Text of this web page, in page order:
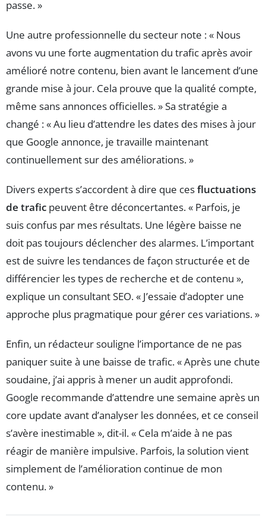
passe. »
Une autre professionnelle du secteur note : « Nous
avons vu une forte augmentation du trafic après avoir
amélioré notre contenu, bien avant le lancement d’une
grande mise à jour. Cela prouve que la qualité compte,
même sans annonces officielles. » Sa stratégie a
changé : « Au lieu d’attendre les dates des mises à jour
que Google annonce, je travaille maintenant
continuellement sur des améliorations. »
Divers experts s’accordent à dire que cesfluctuations
de trafic peuvent être déconcertantes. « Parfois, je
suis confus par mes résultats. Une légère baisse ne
doit pas toujours déclencher des alarmes. L’important
est de suivre les tendances de façon structurée et de
différencier les types de recherche et de contenu »,
explique un consultant SEO. « J’essaie d’adopter une
approche plus pragmatique pour gérer ces variations. »
Enfin, un rédacteur souligne l’importance de ne pas
paniquer suite à une baisse de trafic. « Après une chute
soudaine, j’ai appris à mener un audit approfondi.
Google recommande d’attendre une semaine après un
core update avant d’analyser les données, et ce conseil
s’avère inestimable », dit-il. « Cela m’aide à ne pas
réagir de manière impulsive. Parfois, la solution vient
simplement de l’amélioration continue de mon
contenu. »